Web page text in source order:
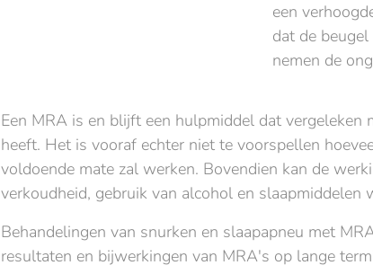
een
dat de
nemen de
Een MRA is en blijft een hulpmiddel dat
heeft. Het is vooraf echter niet te voorspellen
voldoende mate zal werken. Bovendien kan de
verkoudheid, gebruik van alcohol en slaapmiddelen
Behandelingen van snurken en slaapapneu met
resultaten en bijwerkingen van MRA's op lange